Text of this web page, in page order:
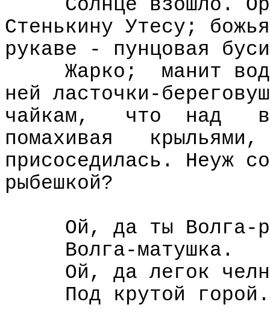
Солнце взошло.
Стенькину Утесу;
рукаве - пунцовая
Жарко;
манит
ней ласточки-
чайкам,
что над
помахивая
крыльями,
присоседилась. Неуж
рыбешкой?
Ой, да ты Волга-
Волга-матушка.
Ой, да легок челн
Под крутой горой.